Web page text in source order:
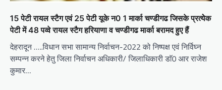
15 पेटी रायल स्टैग एवं 25 पेटी यूके न0 1 मार्का चण्डीगढ जिसके प्रत्येेक
पेटी में 48 पव्वे रायल स्टैग हरियाणा व चण्डीगढ मार्का बरामद हुए हैं
देहरादून …..विधान सभा सामान्य निर्वाचन-2022 को निष्पक्ष एवं निर्विघ्न
सम्पन्न करने हेतु जिला निर्वाचन अधिकारी/ जिलाधिकारी डाॅ0 आर राजेश
कुमार…